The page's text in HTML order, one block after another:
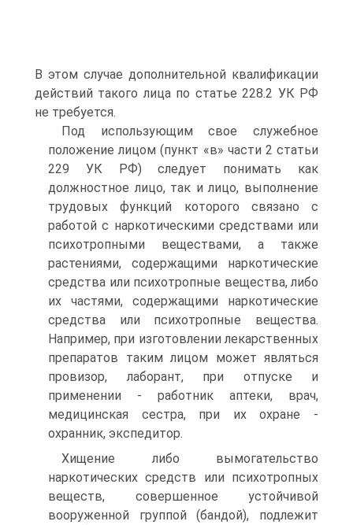
В этом случае дополнительной квалификации
действий такого лица по статье 228.2 УК РФ
не требуется.
Под использующим свое служебное
положение лицом (пункт «в» части 2 статьи
229 УК РФ) следует понимать как
должностное лицо, так и лицо, выполнение
трудовых функций которого связано с
работой с наркотическими средствами или
психотропными веществами, а также
растениями, содержащими наркотические
средства или психотропные вещества, либо
их частями, содержащими наркотические
средства или психотропные вещества.
Например, при изготовлении лекарственных
препаратов таким лицом может являться
провизор, лаборант, при отпуске и
применении - работник аптеки, врач,
медицинская сестра, при их охране -
охранник, экспедитор.
Хищение либо вымогательство
наркотических средств или психотропных
веществ, совершенное устойчивой
вооруженной группой (бандой), подлежит